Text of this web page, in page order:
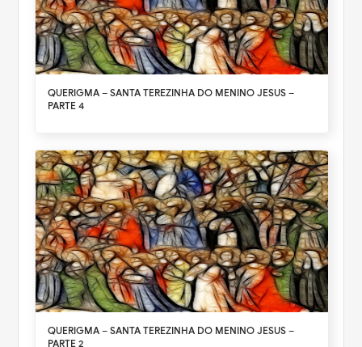
QUERIGMA – SANTA TEREZINHA DO MENINO JESUS –
PARTE 4
QUERIGMA – SANTA TEREZINHA DO MENINO JESUS –
PARTE 2